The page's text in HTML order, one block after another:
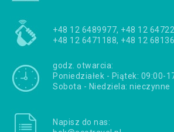
+48 12 6489977, +48 12
+48 12 6471188, +48 12
godz. otwarcia:
Poniedziałek - Piątek: 09:00-
Sobota - Niedziela: nieczynne
Napisz do nas: